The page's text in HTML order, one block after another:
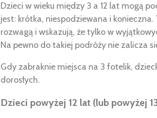
Dzieci w wieku między 3 a 12 lat mogą
jest: krótka, niespodziewana i konieczna.
rozwagą i wskazują, że tylko w
Na pewno do takiej podróży nie zalicza
Gdy zabraknie miejsca na 3 fotelik,
dorosłych.
Dzieci powyżej 12 lat (lub powyżej